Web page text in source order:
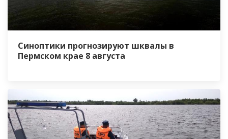
Синоптики прогнозируют шквалы в
Пермском крае 8 августа